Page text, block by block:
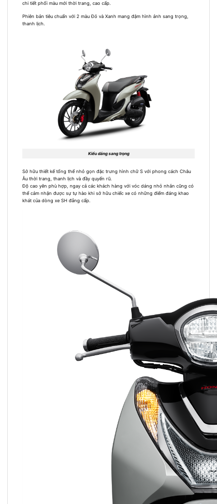
chi tiết phối màu mới thời trang, cao cấp.
Phiên bản tiêu chuẩn với 2 màu Đỏ và Xanh mang đậm hình ảnh sang trọng,
thanh lịch.
Kiểu dáng sang trọng
Sở hữu thiết kế tổng thể nhỏ gọn đặc trưng hình chữ S với phong cách Châu
Âu thời trang, thanh lịch và đầy quyến rũ.
Độ cao yên phù hợp, ngay cả các khách hàng với vóc dáng nhỏ nhắn cũng có
thể cảm nhận được sự tự hào khi sở hữu chiếc xe có những điểm đáng khao
khát của dòng xe SH đẳng cấp.